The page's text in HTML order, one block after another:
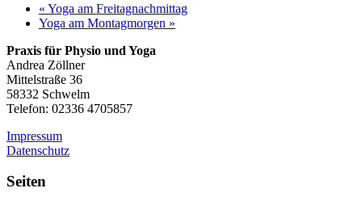
« Yoga am Freitagnachmittag
Yoga am Montagmorgen »
Praxis für Physio und Yoga
Andrea Zöllner
Mittelstraße 36
58332 Schwelm
Telefon: 02336 4705857
Impressum
Datenschutz
Seiten